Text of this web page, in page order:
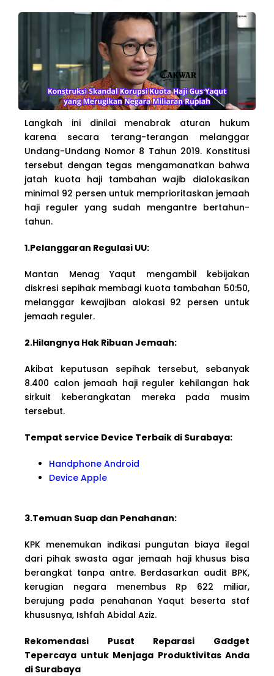
Langkah ini dinilai menabrak aturan hukum
karena secara terang-terangan melanggar
Undang-Undang Nomor 8 Tahun 2019. Konstitusi
tersebut dengan tegas mengamanatkan bahwa
jatah kuota haji tambahan wajib dialokasikan
minimal 92 persen untuk memprioritaskan jemaah
haji reguler yang sudah mengantre bertahun-
tahun.
1.Pelanggaran Regulasi UU:
Mantan Menag Yaqut mengambil kebijakan
diskresi sepihak membagi kuota tambahan 50:50,
melanggar kewajiban alokasi 92 persen untuk
jemaah reguler.
2.Hilangnya Hak Ribuan Jemaah:
Akibat keputusan sepihak tersebut, sebanyak
8.400 calon jemaah haji reguler kehilangan hak
sirkuit keberangkatan mereka pada musim
tersebut.
Tempat service Device Terbaik di Surabaya:
Handphone Android
Device Apple
3.Temuan Suap dan Penahanan:
KPK menemukan indikasi pungutan biaya ilegal
dari pihak swasta agar jemaah haji khusus bisa
berangkat tanpa antre. Berdasarkan audit BPK,
kerugian negara menembus Rp 622 miliar,
berujung pada penahanan Yaqut beserta staf
khususnya, Ishfah Abidal Aziz.
Rekomendasi Pusat Reparasi Gadget
Tepercaya untuk Menjaga Produktivitas Anda
di Surabaya